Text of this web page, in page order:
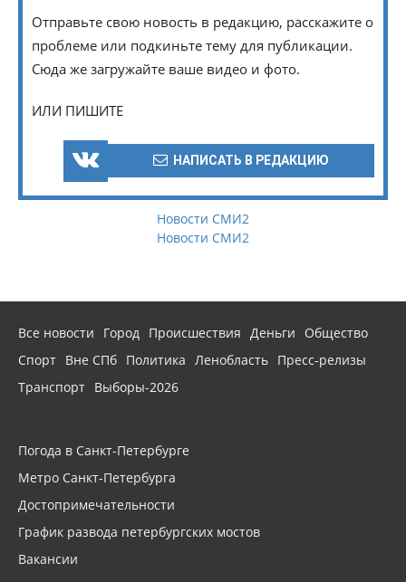
Отправьте свою новость в редакцию, расскажите о
проблеме или подкиньте тему для публикации.
Сюда же загружайте ваше видео и фото.
ИЛИ ПИШИТЕ
НАПИСАТЬ В РЕДАКЦИЮ
Новости СМИ2
Новости СМИ2
Все новости Город Происшествия Деньги
Общество
Спорт Вне СПб Политика Ленобласть Пресс-релизы
Транспорт Выборы-2026
Погода в Санкт-Петербурге
Метро Санкт-Петербурга
Достопримечательности
График развода петербургских мостов
Вакансии